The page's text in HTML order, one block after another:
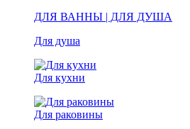
ДЛЯ ВАННЫ | ДЛЯ ДУША
Для душа
Для кухни
Для раковины